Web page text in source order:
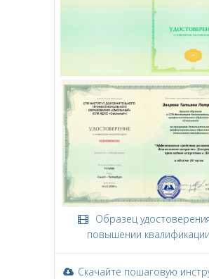
Образец
повышении квалификации
Скачайте пошаговую